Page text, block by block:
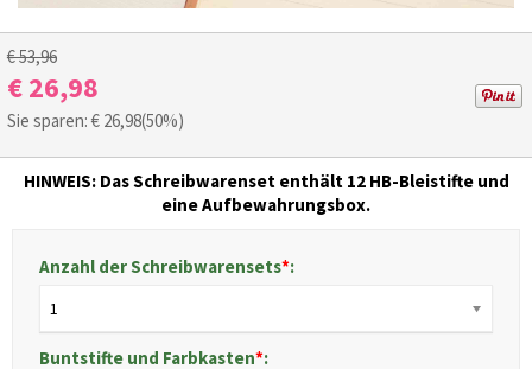
€ 53,96
€ 26,98
Sie sparen: € 26,98(50%)
HINWEIS: Das Schreibwarenset enthält 12 HB-Bleistifte und
eine Aufbewahrungsbox.
Anzahl der Schreibwarensets*:
1
Buntstifte und Farbkasten*: